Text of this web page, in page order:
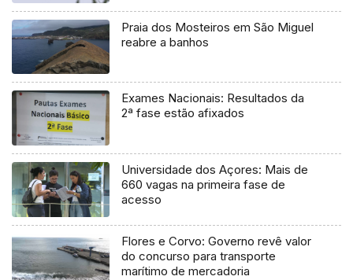
Praia dos Mosteiros em São Miguel
reabre a banhos
Exames Nacionais: Resultados da
2ª fase estão afixados
Universidade dos Açores: Mais de
660 vagas na primeira fase de
acesso
Flores e Corvo: Governo revê valor
do concurso para transporte
marítimo de mercadoria